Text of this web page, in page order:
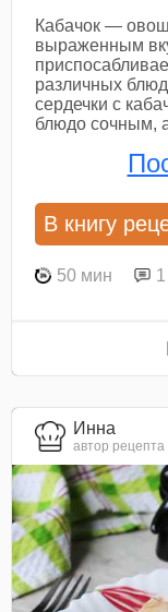
Кабачок —
выраженным
различных
сердечки с
блюдо сочным,
В книгу
50 мин 1
Инна
автор рецепта